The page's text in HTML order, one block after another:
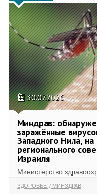
30.07.2026
Миндрав:
заражённые
Западного Нила,
регионального
Израиля
Министерство
ЗДОРОВЬЕ МИНЗДРАВ